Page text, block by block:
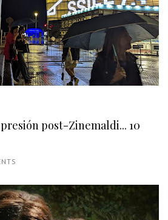
post-Zinemaldi... 10